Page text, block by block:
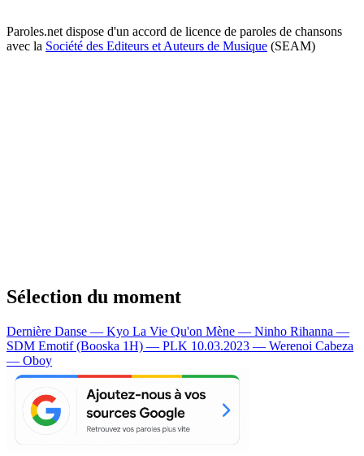
Paroles.net dispose d'un accord de licence de paroles de chansons
avec la Société des Editeurs et Auteurs de Musique (SEAM)
Sélection du moment
Dernière Danse — Kyo La Vie Qu'on Mène — Ninho Rihanna —
SDM Emotif (Booska 1H) — PLK 10.03.2023 — Werenoi Cabeza
— Oboy